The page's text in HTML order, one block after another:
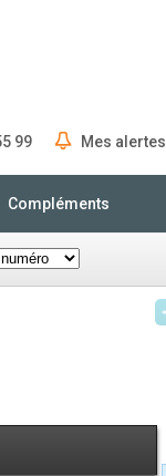
99 Mes alertes
Compléments